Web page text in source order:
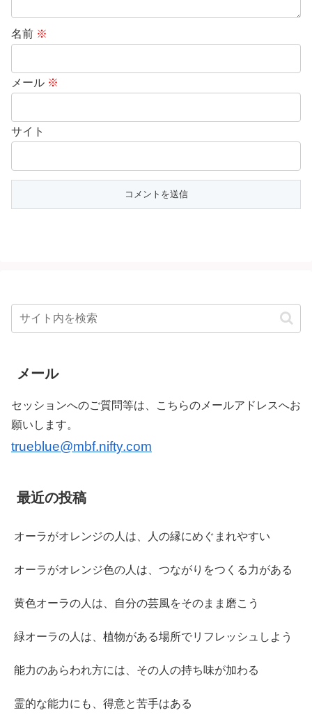
名前 ※
メール ※
サイト
メール
セッションへのご質問等は、こちらのメールアドレスへお
願いします。
trueblue@mbf.nifty.com
最近の投稿
オーラがオレンジの人は、人の縁にめぐまれやすい
オーラがオレンジ色の人は、つながりをつくる力がある
黄色オーラの人は、自分の芸風をそのまま磨こう
緑オーラの人は、植物がある場所でリフレッシュしよう
能力のあらわれ方には、その人の持ち味が加わる
霊的な能力にも、得意と苦手はある